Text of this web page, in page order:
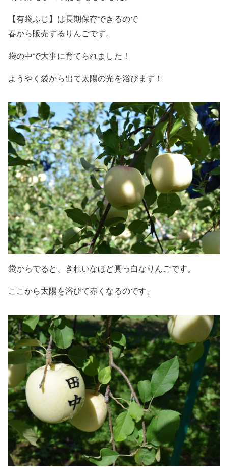
【有袋ふじ】は長期保存できるので
春から販売するりんごです。
袋の中で大事に育てられました！
ようやく袋から出て太陽の光を浴びます！
袋からでると、きれいなほど真っ白なりんごです。
ここから太陽を浴びて赤くなるのです。